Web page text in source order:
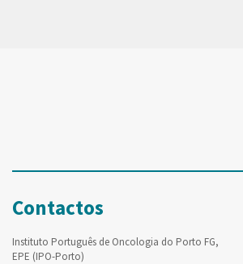
Contactos
Instituto Português de Oncologia do Porto FG,
EPE (IPO-Porto)